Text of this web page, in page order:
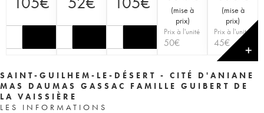
(mise à
prix)
Prix à l'unité
50€
(mise à
prix)
Prix à l'unité
45€
✕
SAINT-GUILHEM-LE-DÉSERT - CITÉ D'ANIANE
MAS DAUMAS GASSAC FAMILLE GUIBERT DE
LA VAISSIÈRE
LES INFORMATIONS